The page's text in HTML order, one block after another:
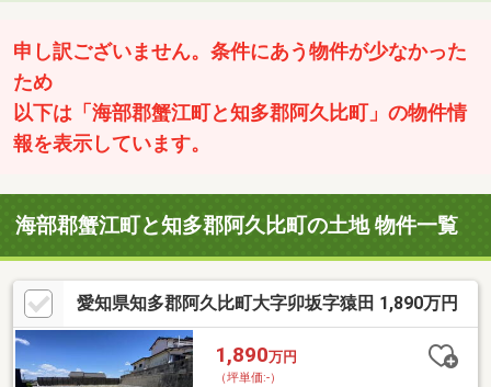
申し訳ございません。条件にあう物件が少なかった
ため
以下は「海部郡蟹江町と知多郡阿久比町」の物件情
報を表示しています。
海部郡蟹江町と知多郡阿久比町の土地 物件一覧
愛知県知多郡阿久比町大字卯坂字猿田 1,890万円
1,890万円
（坪単価:-）